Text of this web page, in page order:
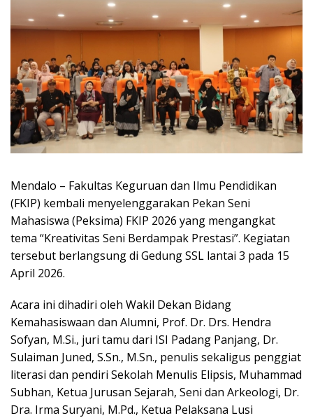
Mendalo – Fakultas Keguruan dan Ilmu Pendidikan
(FKIP) kembali menyelenggarakan Pekan Seni
Mahasiswa (Peksima) FKIP 2026 yang mengangkat
tema “Kreativitas Seni Berdampak Prestasi”. Kegiatan
tersebut berlangsung di Gedung SSL lantai 3 pada 15
April 2026.
Acara ini dihadiri oleh Wakil Dekan Bidang
Kemahasiswaan dan Alumni, Prof. Dr. Drs. Hendra
Sofyan, M.Si., juri tamu dari ISI Padang Panjang, Dr.
Sulaiman Juned, S.Sn., M.Sn., penulis sekaligus penggiat
literasi dan pendiri Sekolah Menulis Elipsis, Muhammad
Subhan, Ketua Jurusan Sejarah, Seni dan Arkeologi, Dr.
Dra. Irma Suryani, M.Pd., Ketua Pelaksana Lusi